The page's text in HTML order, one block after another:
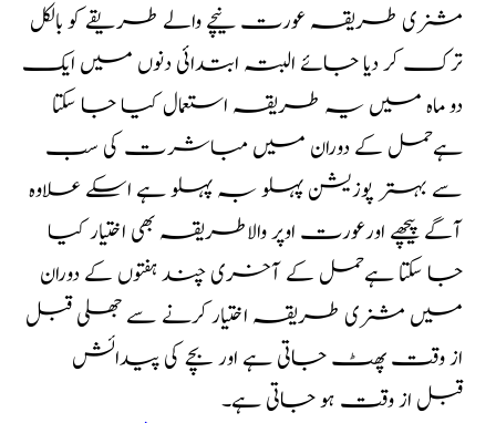
مشنری طریقہ عورت نیچے والے طریقے کو بالکل
ترک کر دیا جائے البتہ ابتدائی دنوں میں ایک
دو ماہ میں یہ طریقہ استعمال کیا جا سکتا
ہےحمل کے دوران میں مباشرت کی سب
سے بہتر پوزیشن پہلو بہ پہلو ہے اسکے علاوہ
آگے پیچھے اورعورت اوپر والاطریقہ بھی اختیار کیا
جا سکتا ہےحمل کے آخری چند ہفتوں کے دوران
میں مشنری طریقہ اختیار کرنے سے جھلی قبل
از وقت پھٹ جاتی ہے اور بچے کی پیدائش
قبل از وقت ہو جاتی ہے۔